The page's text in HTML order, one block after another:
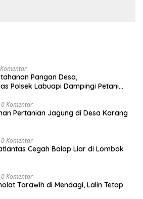
Pangan Desa,
Polsek Labuapi Dampingi Petani
0 Komentar
Pertanian Jagung di Desa Karang
0 Komentar
Cegah Balap Liar di Lombok
0 Komentar
Tarawih di Mendagi, Lalin Tetap